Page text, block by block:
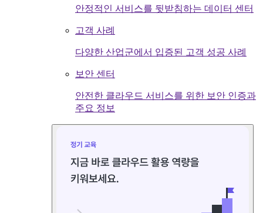
안정적인 서비스를 뒷받침하는 데이터 센터
고객 사례
다양한 산업군에서 입증된 고객 성공 사례
보안 센터
안전한 클라우드 서비스를 위한 보안 인증과
주요 정보